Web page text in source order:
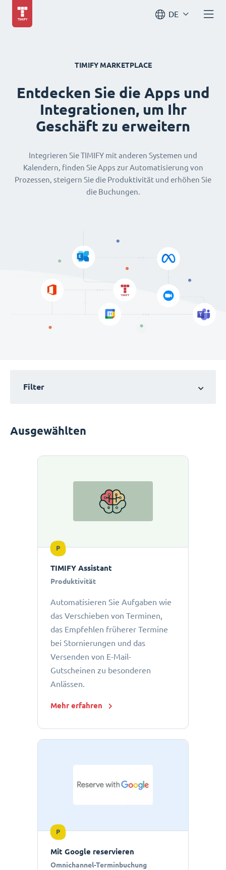
DE
TIMIFY MARKETPLACE
Entdecken Sie die Apps und
Integrationen, um Ihr
Geschäft zu erweitern
Integrieren Sie TIMIFY mit anderen Systemen und
Kalendern, finden Sie Apps zur Automatisierung von
Prozessen, steigern Sie die Produktivität und erhöhen Sie
die Buchungen.
Filter
Ausgewählten
P
TIMIFY Assistant
Produktivität
Automatisieren Sie Aufgaben wie
das Verschieben von Terminen,
das Empfehlen früherer Termine
bei Stornierungen und das
Versenden von E-Mail-
Gutscheinen zu besonderen
Anlässen.
Mehr erfahren
P
Mit Google reservieren
Omnichannel-Terminbuchung